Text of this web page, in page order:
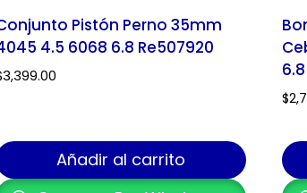
Pistón Perno 35mm
4.5 6068 6.8 Re507920
3,399.00
Añadir al carrito
6.8
$